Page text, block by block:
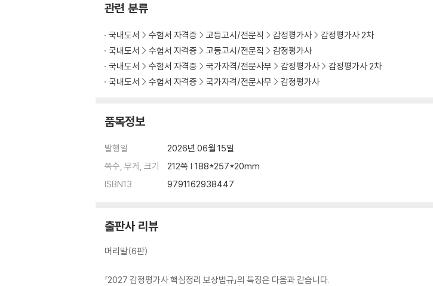
제3절 감정평가사의 직무
제5절 감정평가서
CHAPTER 02 감정평가사(감정평가법인등)
제1절 감정평가법인등의 법적 지위
제2절 업무와 자격
CHAPTER 03 감정평가법인
관련 분류
국내도서 수험서 자격증 고등고시/전문직 감정평가사
감정평가사 2차
국내도서
수험서 자격증 고등고시/전문직
감정평가사
국내도서
수험서 자격증 국가자격/전문사무 감정평가사
감정평가사 2차
국내도서
수험서 자격증 국가자격/전문사무 감정평가사
품목정보
발행일
2026년 06월 15일
쪽수, 무게, 크기
212쪽 | 188*257*20mm
ISBN13
9791162938447
출판사 리뷰
머리말(6판)
「2027 감정평가사 핵심정리 보상법규」의 특징은 다음과 같습니다.